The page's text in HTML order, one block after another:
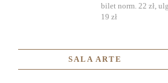
bilet norm. 22 zł, ulg.
19 zł
SALA ARTE